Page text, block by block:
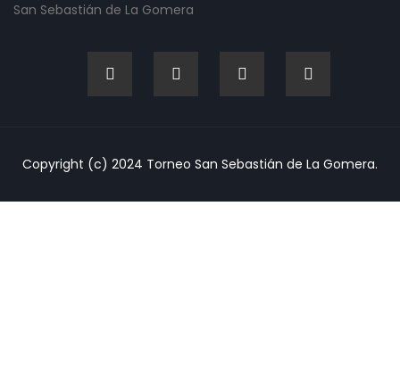
San Sebastián de La Gomera
Copyright (c) 2024 Torneo San Sebastián de La Gomera.